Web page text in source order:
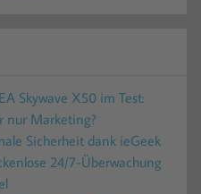
Skywave X50 im Test:
nur Marketing?
Sicherheit dank ieGeek
24/7-Überwachung